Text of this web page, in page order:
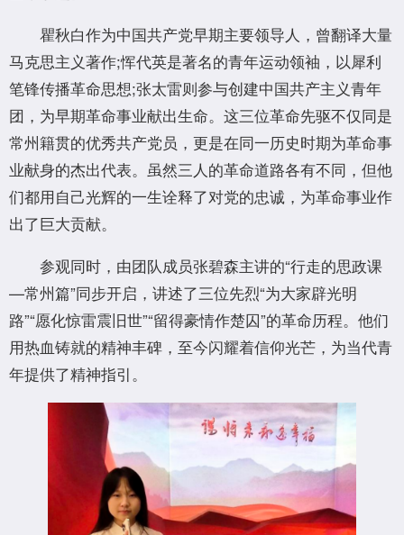
瞿秋白作为中国共产党早期主要领导人，曾翻译大量
马克思主义著作;恽代英是著名的青年运动领袖，以犀利
笔锋传播革命思想;张太雷则参与创建中国共产主义青年
团，为早期革命事业献出生命。这三位革命先驱不仅同是
常州籍贯的优秀共产党员，更是在同一历史时期为革命事
业献身的杰出代表。虽然三人的革命道路各有不同，但他
们都用自己光辉的一生诠释了对党的忠诚，为革命事业作
出了巨大贡献。
参观同时，由团队成员张碧森主讲的“行走的思政课
—常州篇”同步开启，讲述了三位先烈“为大家辟光明
路”“愿化惊雷震旧世”“留得豪情作楚囚”的革命历程。他们
用热血铸就的精神丰碑，至今闪耀着信仰光芒，为当代青
年提供了精神指引。